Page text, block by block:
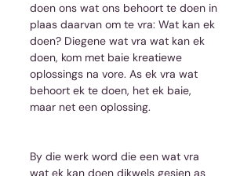
doen ons wat ons behoort te doen in
plaas daarvan om te vra: Wat kan ek
doen? Diegene wat vra wat kan ek
doen, kom met baie kreatiewe
oplossings na vore. As ek vra wat
behoort ek te doen, het ek baie,
maar net een oplossing.
By die werk word die een wat vra
wat ek kan doen dikwels gesien as